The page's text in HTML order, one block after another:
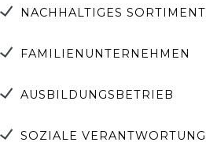
NACHHALTIGES SORTIMENT
FAMILIENUNTERNEHMEN
AUSBILDUNGSBETRIEB
SOZIALE VERANTWORTUNG